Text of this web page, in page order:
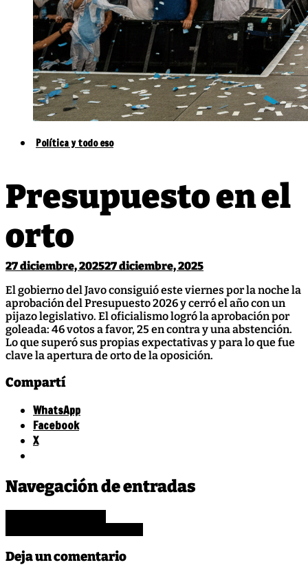
Política y todo eso
Presupuesto en el
orto
27 diciembre, 202527 diciembre, 2025
El gobierno del Javo consiguió este viernes por la noche la
aprobación del Presupuesto 2026 y cerró el año con un
pijazo legislativo. El oficialismo logró la aprobación por
goleada: 46 votos a favor, 25 en contra y una abstención.
Lo que superó sus propias expectativas y para lo que fue
clave la apertura de orto de la oposición.
Compartí
WhatsApp
Facebook
X
Leave
a
Comment
Presupuesto
el
Milei,
presupuesto,
putos
Navegación de entradas
Deja un comentario